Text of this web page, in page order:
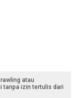
atau
tanpa izin tertulis dari